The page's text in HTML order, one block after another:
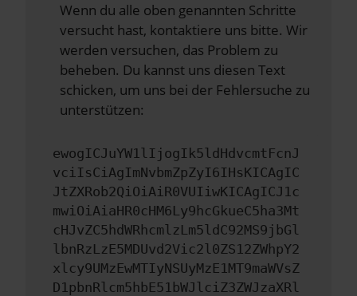
Wenn du alle oben genannten Schritte
versucht hast, kontaktiere uns bitte. Wir
werden versuchen, das Problem zu
beheben. Du kannst uns diesen Text
schicken, um uns bei der Fehlersuche zu
unterstützen:
ewogICJuYW1lIjogIk5ldHdvcmtFcnJ
vciIsCiAgImNvbmZpZyI6IHsKICAgIC
JtZXRob2QiOiAiR0VUIiwKICAgICJ1c
mwiOiAiaHR0cHM6Ly9hcGkueC5ha3Mt
cHJvZC5hdWRhcmlzLm5ldC92MS9jbGl
lbnRzLzE5MDUvd2Vic2l0ZS12ZWhpY2
xlcy9UMzEwMTIyNSUyMzE1MT9maWVsZ
D1pbnRlcm5hbE51bWJlciZ3ZWJzaXRl